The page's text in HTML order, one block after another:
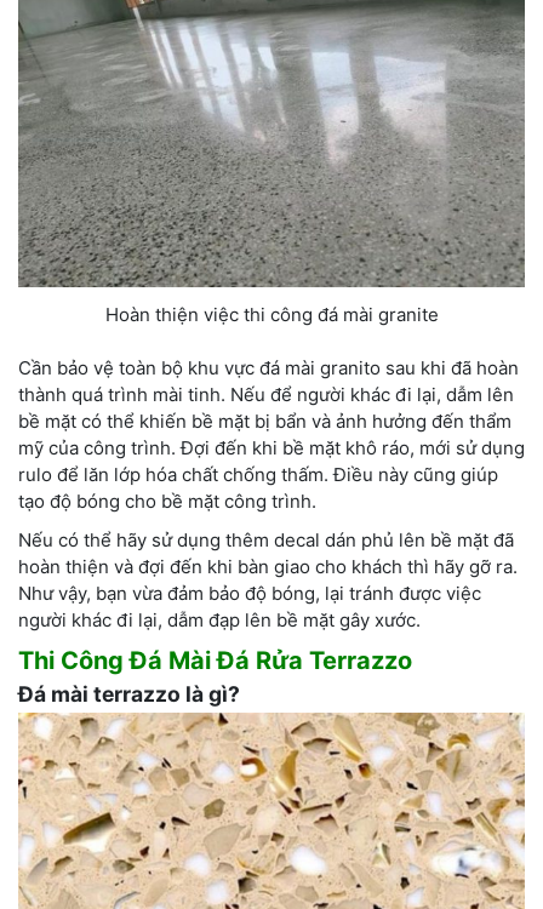
Hoàn thiện việc thi công đá mài granite
Cần bảo vệ toàn bộ khu vực đá mài granito sau khi đã hoàn
thành quá trình mài tinh. Nếu để người khác đi lại, dẫm lên
bề mặt có thể khiến bề mặt bị bẩn và ảnh hưởng đến thẩm
mỹ của công trình. Đợi đến khi bề mặt khô ráo, mới sử dụng
rulo để lăn lớp hóa chất chống thấm. Điều này cũng giúp
tạo độ bóng cho bề mặt công trình.
Nếu có thể hãy sử dụng thêm decal dán phủ lên bề mặt đã
hoàn thiện và đợi đến khi bàn giao cho khách thì hãy gỡ ra.
Như vậy, bạn vừa đảm bảo độ bóng, lại tránh được việc
người khác đi lại, dẫm đạp lên bề mặt gây xước.
Thi Công Đá MàiĐá Rửa Terrazzo
Đá mài terrazzo là gì?